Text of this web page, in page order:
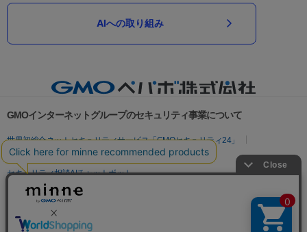
AIへの取り組み
GMOインターネットグループのセキュリティ事業について
世界初総合ネットセキュリティサービス「GMOセキュリティ24」
パスワード漏洩診断
Webサイトリスク診断
セキュリティ相談AIチャットボット
実在証明・盗聴対策
サイバー攻撃対策（GMO Flatt Security）